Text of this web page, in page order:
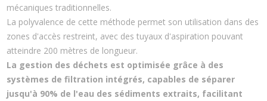
mécaniques traditionnelles.
La polyvalence de cette méthode permet son utilisation dans des
zones d'accès restreint, avec des tuyaux d'aspiration pouvant
atteindre 200 mètres de longueur.
La gestion des déchets est optimisée grâce à des
systèmes de filtration intégrés, capables de séparer
jusqu'à 90% de l'eau des sédiments extraits, facilitant